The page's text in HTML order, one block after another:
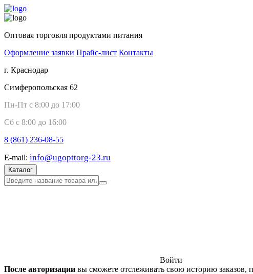
Оптовая торговля продуктами питания
Оформление заявки Прайс-лист Контакты
г. Краснодар
Симферопольская 62
Пн-Пт с 8:00 до 17:00
Сб с 8:00 до 16:00
8 (861) 236-08-55
E-mail: info@ugopttorg-23.ru
Каталог
Войти
После авторизации вы сможете отслеживать свою историю заказов,